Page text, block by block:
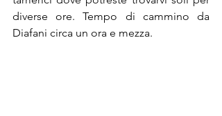
diverse ore. Tempo di cammino da
Diafani circa un ora e mezza.